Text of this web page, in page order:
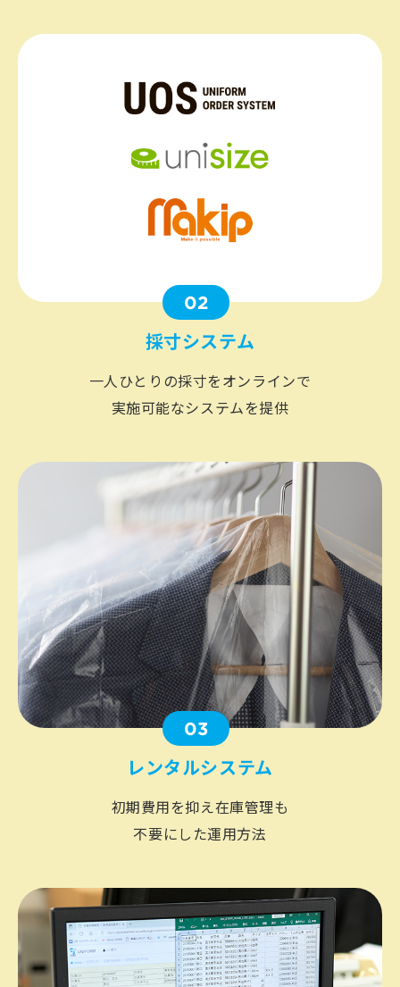
02
採寸システム
一人ひとりの採寸をオンラインで
実施可能なシステムを提供
03
レンタルシステム
初期費用を抑え在庫管理も
不要にした運用方法